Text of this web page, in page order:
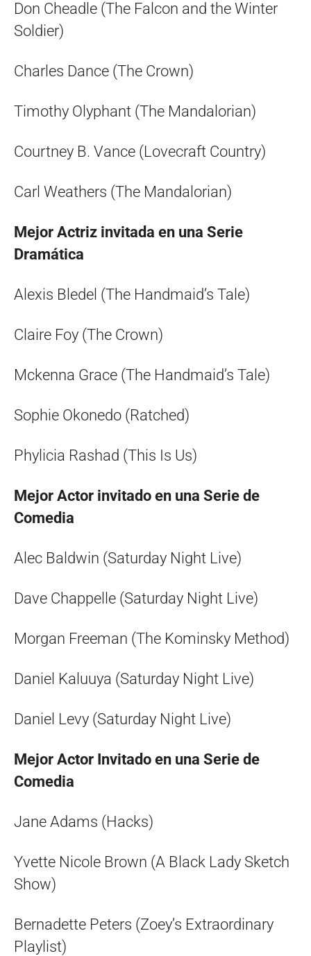
Don Cheadle (The Falcon and the Winter
Soldier)
Charles Dance (The Crown)
Timothy Olyphant (The Mandalorian)
Courtney B. Vance (Lovecraft Country)
Carl Weathers (The Mandalorian)
Mejor Actriz invitada en una Serie
Dramática
Alexis Bledel (The Handmaid’s Tale)
Claire Foy (The Crown)
Mckenna Grace (The Handmaid’s Tale)
Sophie Okonedo (Ratched)
Phylicia Rashad (This Is Us)
Mejor Actor invitado en una Serie de
Comedia
Alec Baldwin (Saturday Night Live)
Dave Chappelle (Saturday Night Live)
Morgan Freeman (The Kominsky Method)
Daniel Kaluuya (Saturday Night Live)
Daniel Levy (Saturday Night Live)
Mejor Actor Invitado en una Serie de
Comedia
Jane Adams (Hacks)
Yvette Nicole Brown (A Black Lady Sketch
Show)
Bernadette Peters (Zoey’s Extraordinary
Playlist)